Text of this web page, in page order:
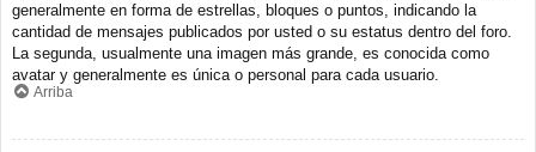
generalmente en forma de estrellas, bloques o puntos, indicando la
cantidad de mensajes publicados por usted o su estatus dentro del foro.
La segunda, usualmente una imagen más grande, es conocida como
avatar y generalmente es única o personal para cada usuario.
Arriba